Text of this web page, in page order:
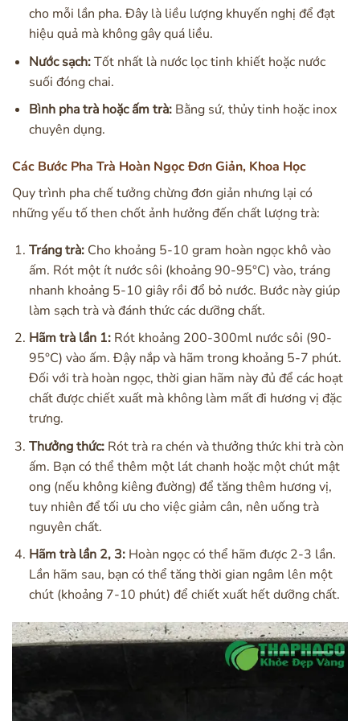
cho mỗi lần pha. Đây là liều lượng khuyến nghị để đạt
hiệu quả mà không gây quá liều.
Nước sạch:Tốt nhất là nước lọc tinh khiết hoặc nước
suối đóng chai.
Bình pha trà hoặc ấm trà:Bằng sứ, thủy tinh hoặc inox
chuyên dụng.
Các Bước Pha Trà Hoàn Ngọc Đơn Giản, Khoa Học
Quy trình pha chế tưởng chừng đơn giản nhưng lại có
những yếu tố then chốt ảnh hưởng đến chất lượng trà:
Tráng trà:Cho khoảng 5-10 gram hoàn ngọc khô vào
ấm. Rót một ít nước sôi (khoảng 90-95°C) vào, tráng
nhanh khoảng 5-10 giây rồi đổ bỏ nước. Bước này giúp
làm sạch trà và đánh thức các dưỡng chất.
Hãm trà lần 1:Rót khoảng 200-300ml nước sôi (90-
95°C) vào ấm. Đậy nắp và hãm trong khoảng 5-7 phút.
Đối với trà hoàn ngọc, thời gian hãm này đủ để các hoạt
chất được chiết xuất mà không làm mất đi hương vị đặc
trưng.
Thưởng thức:Rót trà ra chén và thưởng thức khi trà còn
ấm. Bạn có thể thêm một lát chanh hoặc một chút mật
ong (nếu không kiêng đường) để tăng thêm hương vị,
tuy nhiên để tối ưu cho việc giảm cân, nên uống trà
nguyên chất.
Hãm trà lần 2, 3:Hoàn ngọc có thể hãm được 2-3 lần.
Lần hãm sau, bạn có thể tăng thời gian ngâm lên một
chút (khoảng 7-10 phút) để chiết xuất hết dưỡng chất.